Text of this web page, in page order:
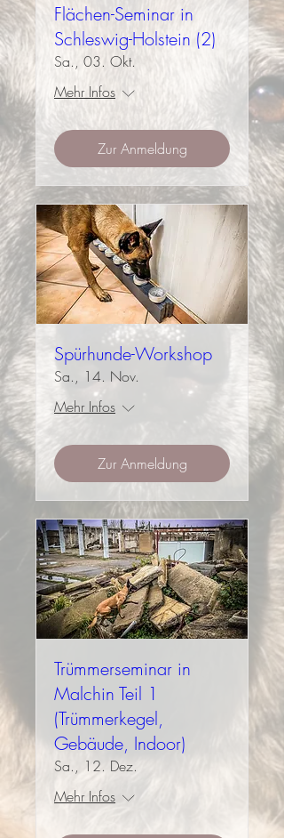
Flächen-Seminar in
Schleswig-Holstein (2)
Sa., 03. Okt.
Mehr Infos
Zur Anmeldung
Spürhunde-Workshop
Sa., 14. Nov.
Mehr Infos
Zur Anmeldung
Trümmerseminar in
Malchin Teil 1
(Trümmerkegel,
Gebäude, Indoor)
Sa., 12. Dez.
Mehr Infos